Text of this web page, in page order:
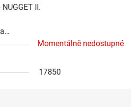
II.
Momentálně nedostupné
17850